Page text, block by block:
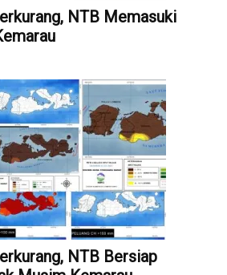
NTB Memasuki
NTB Bersiap